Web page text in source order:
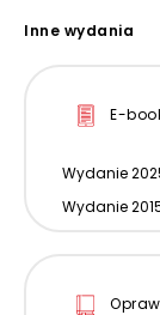
Inne wydania
E-
Wydanie
Wydanie